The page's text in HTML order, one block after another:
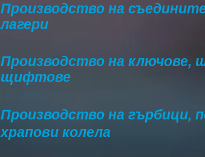
Производство на
лагери
Производство на ключове,
щифтове
Производство на гърбици,
храпови колела